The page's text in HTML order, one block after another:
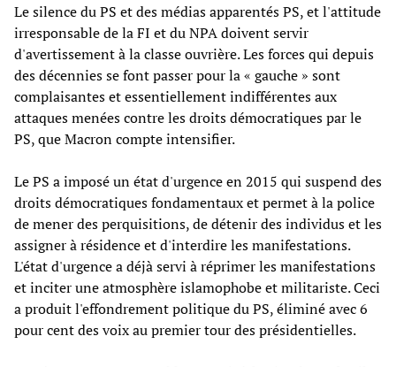
Le silence du PS et des médias apparentés PS, et l'attitude
irresponsable de la FI et du NPA doivent servir
d'avertissement à la classe ouvrière. Les forces qui depuis
des décennies se font passer pour la « gauche » sont
complaisantes et essentiellement indifférentes aux
attaques menées contre les droits démocratiques par le
PS, que Macron compte intensifier.
Le PS a imposé un état d'urgence en 2015 qui suspend des
droits démocratiques fondamentaux et permet à la police
de mener des perquisitions, de détenir des individus et les
assigner à résidence et d'interdire les manifestations.
L'état d'urgence a déjà servi à réprimer les manifestations
et inciter une atmosphère islamophobe et militariste. Ceci
a produit l'effondrement politique du PS, éliminé avec 6
pour cent des voix au premier tour des présidentielles.